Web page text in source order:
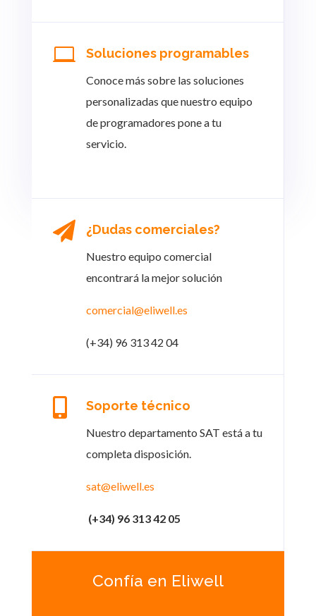
 Soluciones programables
Conoce más sobre las soluciones
personalizadas que nuestro equipo
de programadores pone a tu
servicio.
 ¿Dudas comerciales?
Nuestro equipo comercial
encontrará la mejor solución
comercial@eliwell.es
(+34) 96 313 42 04
 Soporte técnico
Nuestro departamento SAT está a tu
completa disposición.
sat@eliwell.es
(+34) 96 313 42 05
Confía en Eliwell